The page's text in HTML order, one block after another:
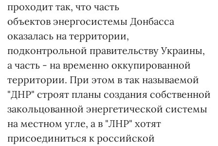
проходит так, что часть
объектов энергосистемы Донбасса
оказалась на территории,
подконтрольной правительству Украины,
а часть - на временно оккупированной
территории. При этом в так называемой
"ДНР" строят планы создания собственной
закольцованной энергетической системы
на местном угле, а в "ЛНР" хотят
присоединиться к российской